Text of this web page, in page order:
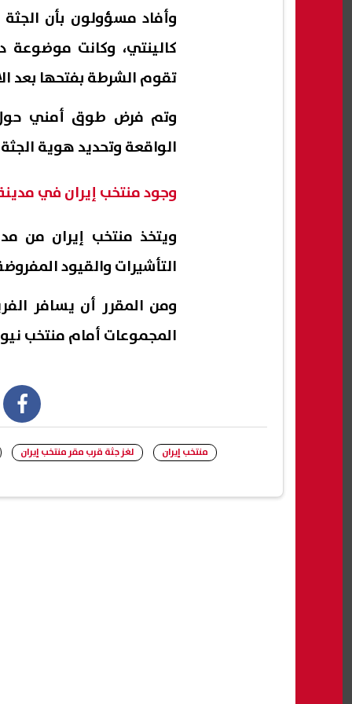
وأفاد مسؤولون بأن
كالينتي، وكانت موضوعة
تقوم الشرطة بفتحها بعد
وتم فرض طوق أمني حول
الواقعة وتحديد هوية
وجود منتخب إيران في مدينة
ويتخذ منتخب إيران من
التأشيرات والقيود
ومن المقرر أن يسافر
المجموعات أمام منتخب
منتخب إيران لغز جثة قرب مقر منتخب إيران